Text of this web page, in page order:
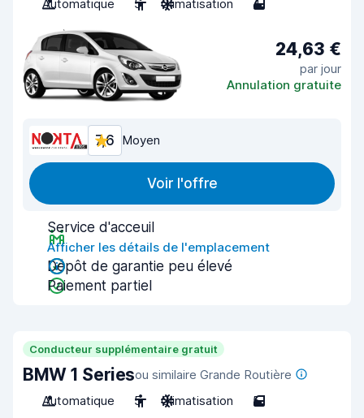
Automatique 5 Climatisation 4
24,63 €
par jour
Annulation gratuite
7,6 Moyen
Voir l'offre
Service d'acceuil
Afficher les détails de l'emplacement
Dépôt de garantie peu élevé
Paiement partiel
Conducteur supplémentaire gratuit
BMW 1 Seriesou similaire Grande Routière
Automatique
5 Climatisation 5